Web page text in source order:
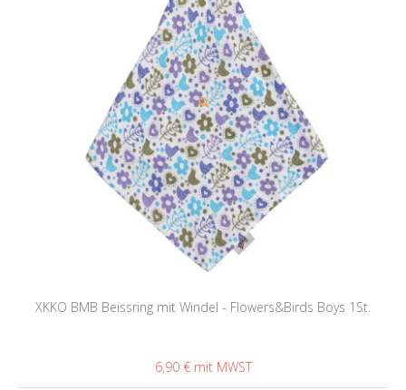
XKKO BMB Beissring mit Windel - Flowers&Birds Boys 1St.
6,90 €